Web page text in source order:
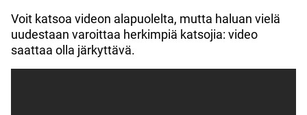
Voit katsoa videon alapuolelta, mutta haluan vielä
uudestaan varoittaa herkimpiä katsojia: video
saattaa olla järkyttävä.